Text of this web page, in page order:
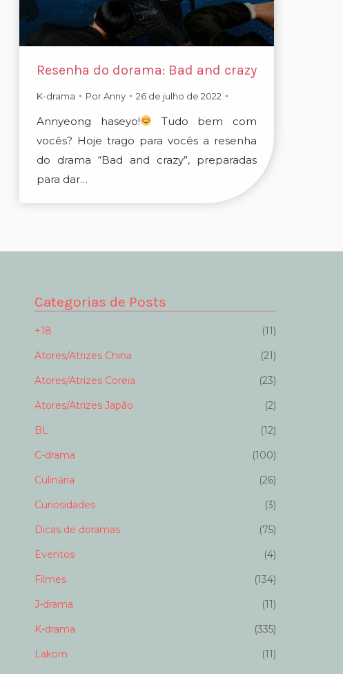
Resenha do dorama: Bad and crazy
K-drama PorAnny 26 de julho de 2022
Annyeong haseyo!
Tudo bem com
vocês? Hoje trago para vocês a resenha
do drama “Bad and crazy”, preparadas
para dar…
Categorias de Posts
+18
(11)
Atores/Atrizes China
(21)
Atores/Atrizes Coreia
(23)
Atores/Atrizes Japão
(2)
BL
(12)
C-drama
(100)
Culinária
(26)
Curiosidades
(3)
Dicas de doramas
(75)
Eventos
(4)
Filmes
(134)
J-drama
(11)
K-drama
(335)
Lakorn
(11)